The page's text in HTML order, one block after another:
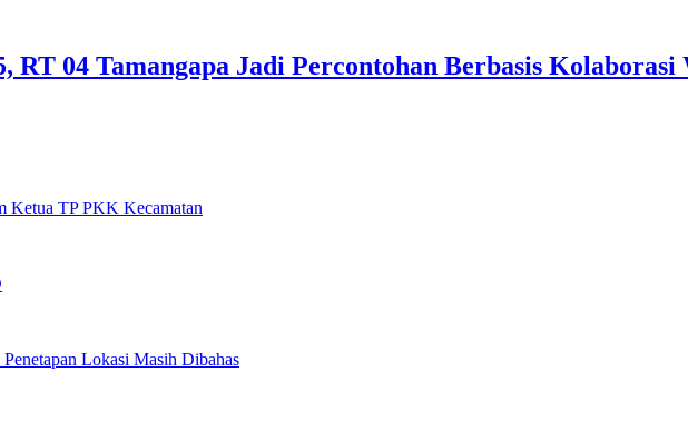
RT 04 Tamangapa Jadi Percontohan Berbasis Kolaborasi
Ketua TP PKK Kecamatan
Lokasi Masih Dibahas